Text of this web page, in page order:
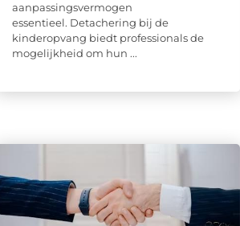
aanpassingsvermogen
essentieel. Detachering bij de
kinderopvang biedt professionals de
mogelijkheid om hun ...